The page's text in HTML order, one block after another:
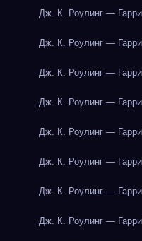
Дж. К. Роулинг —
Дж. К. Роулинг —
Дж. К. Роулинг —
Дж. К. Роулинг —
Дж. К. Роулинг —
Дж. К. Роулинг —
Дж. К. Роулинг —
Дж. К. Роулинг —